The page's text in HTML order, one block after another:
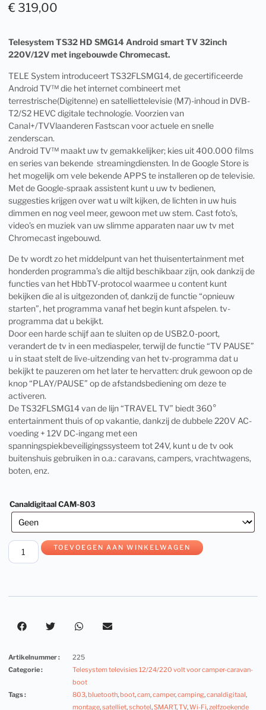
€ 319,00
Telesystem TS32 HD SMG14 Android smart TV 32inch
220V/12V met ingebouwde Chromecast.
TELE System introduceert TS32FLSMG14, de gecertificeerde
Android TV™ die het internet combineert met
terrestrische(Digitenne) en satelliettelevisie (M7)-inhoud in DVB-
T2/S2 HEVC digitale technologie. Voorzien van
Canal+/TVVlaanderen Fastscan voor actuele en snelle
zenderscan.
Android TV™ maakt uw tv gemakkelijker; kies uit 400.000 films
en series van bekende streamingdiensten. In de Google Store is
het mogelijk om vele bekende APPS te installeren op de televisie.
Met de Google-spraak assistent kunt u uw tv bedienen,
suggesties krijgen over wat u wilt kijken, de lichten in uw huis
dimmen en nog veel meer, gewoon met uw stem. Cast foto’s,
video’s en muziek van uw slimme apparaten naar uw tv met
Chromecast ingebouwd.
De tv wordt zo het middelpunt van het thuisentertainment met
honderden programma’s die altijd beschikbaar zijn, ook dankzij de
functies van het HbbTV-protocol waarmee u content kunt
bekijken die al is uitgezonden of, dankzij de functie “opnieuw
starten”, het programma vanaf het begin kunt afspelen. tv-
programma dat u bekijkt.
Door een harde schijf aan te sluiten op de USB2.0-poort,
verandert de tv in een mediaspeler, terwijl de functie “TV PAUSE”
u in staat stelt de live-uitzending van het tv-programma dat u
bekijkt te pauzeren om het later te hervatten: druk gewoon op de
knop “PLAY/PAUSE” op de afstandsbediening om deze te
activeren.
De TS32FLSMG14 van de lijn “TRAVEL TV” biedt 360°
entertainment thuis of op vakantie, dankzij de dubbele 220V AC-
voeding + 12V DC-ingang met een
spanningspiekbeveiligingssysteem tot 24V, kunt u de tv ook
buitenshuis gebruiken in o.a.: caravans, campers, vrachtwagens,
boten, enz.
Canaldigitaal CAM-803
TOEVOEGEN AAN WINKELWAGEN
Artikelnummer :
225
Categorie :
Telesystem televisies 12/24/220 volt voor camper-caravan-
boot
Tags :
803,bluetooth,boot,cam,camper,camping,canaldigitaal,
montage,satelliet,schotel,SMART,TV,Wi-Fi,zelfzoekende